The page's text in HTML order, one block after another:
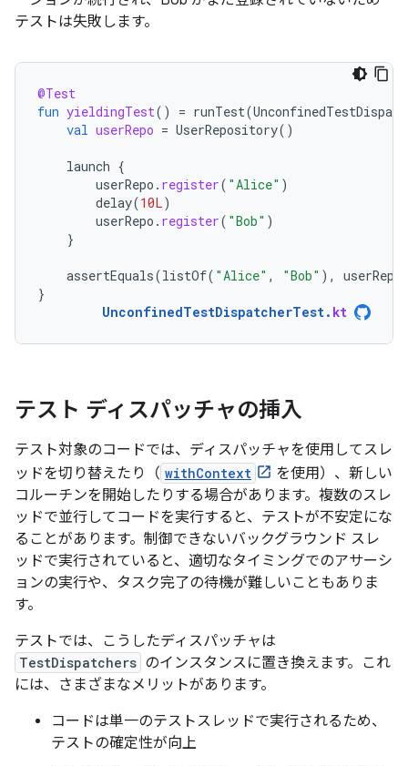
テストは失敗します。
@Test
fun yieldingTest() = runTest(
val userRepo = UserRepository()
launch {
userRepo . register( "Alice" )
delay(10L)
userRepo . register( "Bob" )
}
assertEquals(listOf( "Alice" , "Bob" ), userRepo
}
UnconfinedTestDispatcherTest. kt
テスト ディスパッチャの挿入
テスト対象のコードでは、ディスパッチャを使用してスレ
ッドを切り替えたり（ withContext
を使用）、新しい
コルーチンを開始したりする場合があります。複数のスレ
ッドで並行してコードを実行すると、テストが不安定にな
ることがあります。制御できないバックグラウンド スレ
ッドで実行されていると、適切なタイミングでのアサーシ
ョンの実行や、タスク完了の待機が難しいこともありま
す。
テストでは、こうしたディスパッチャは
TestDispatchers のインスタンスに置き換えます。これ
には、さまざまなメリットがあります。
コードは単一のテストスレッドで実行されるため、
テストの確定性が向上